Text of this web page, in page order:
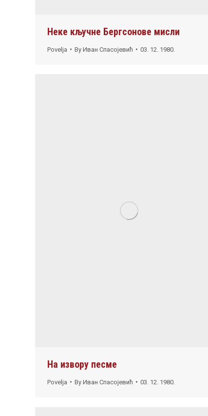
Неке кључне Бергсонове мисли
Povelja By Иван Спасојевић 03. 12. 1980.
На извору песме
Povelja By Иван Спасојевић 03. 12. 1980.